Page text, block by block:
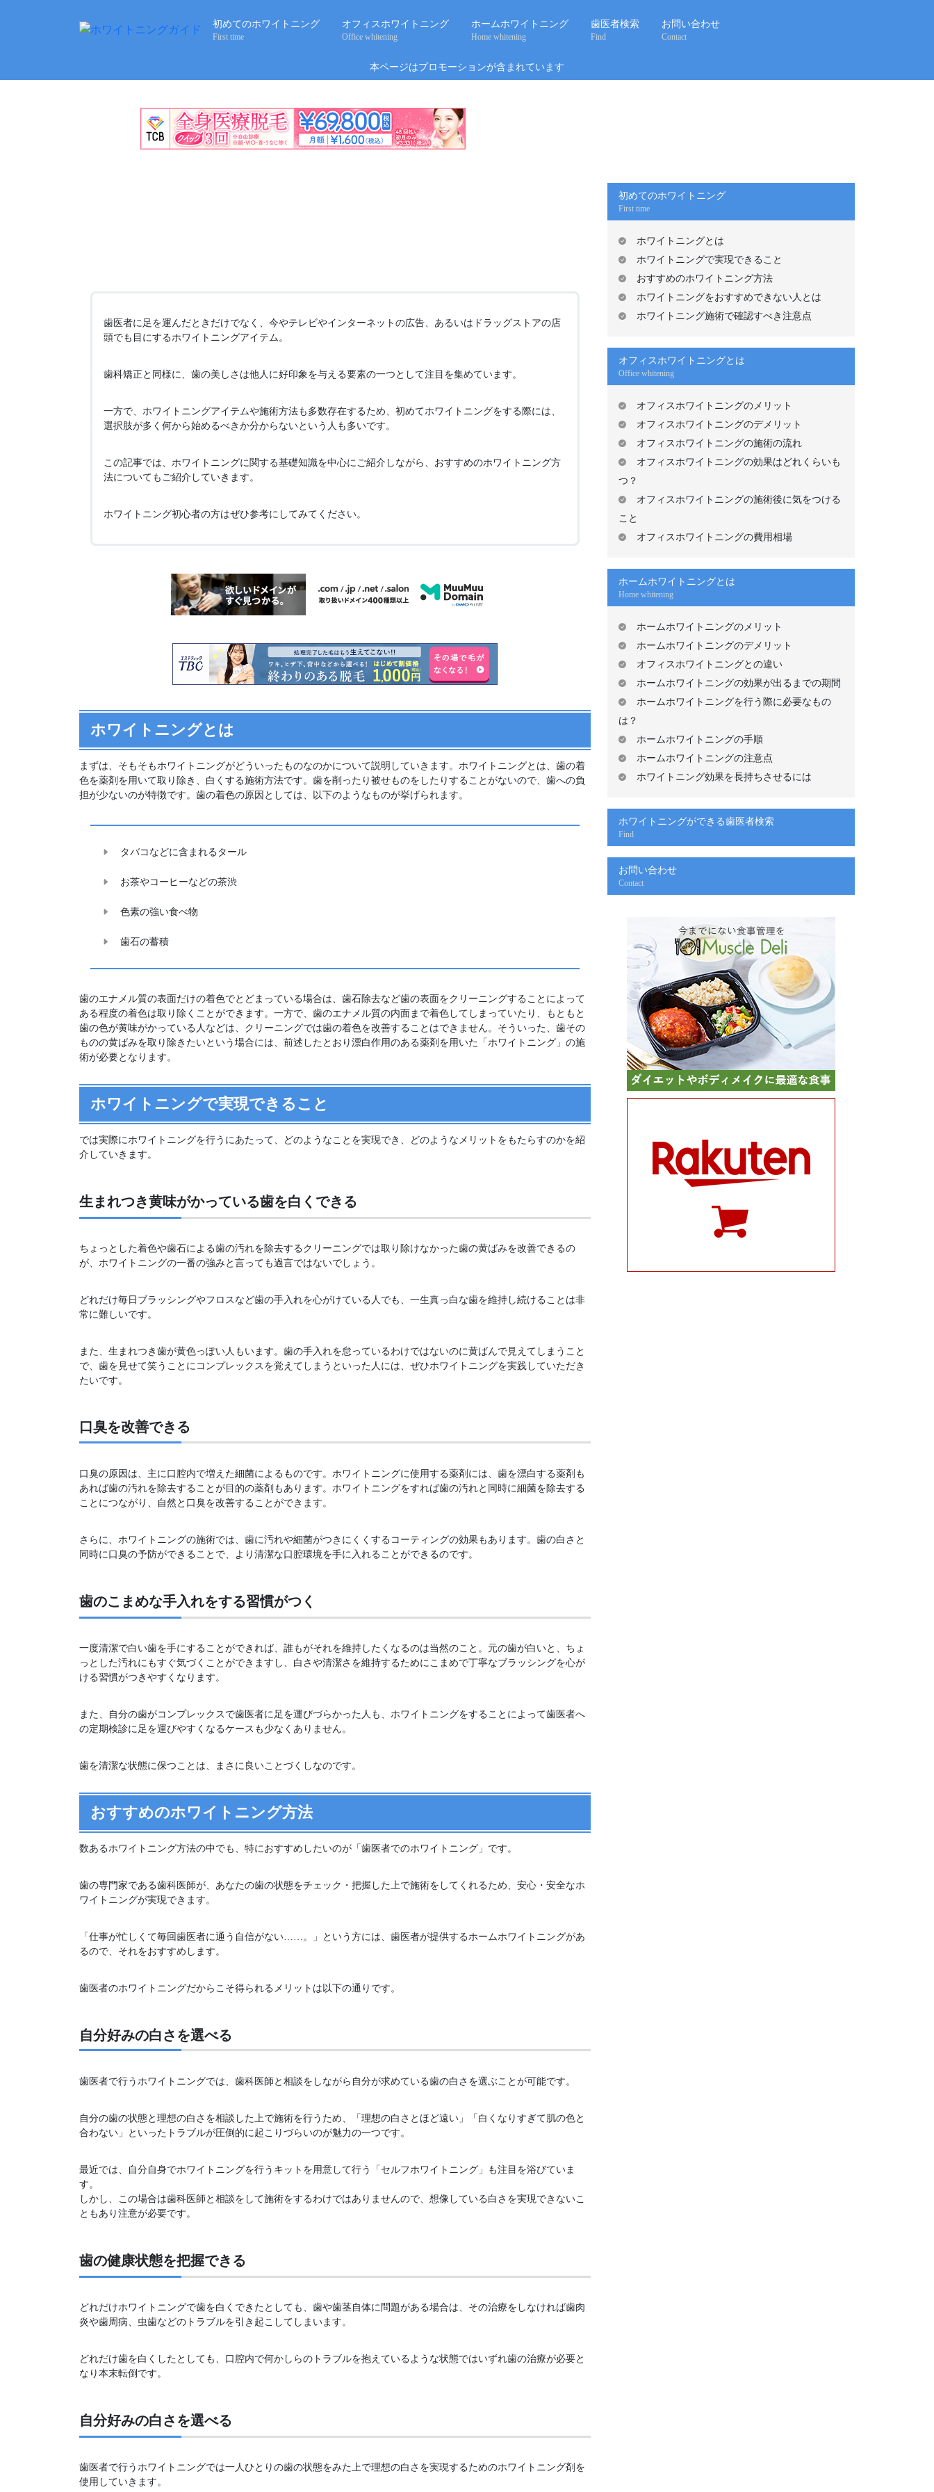
初めてのホワイトニング
First time
オフィスホワイトニング
Office whitening
ホームホワイトニング
Home whitening
歯医者検索
Find
お問い合わせ
Contact
本ページはプロモーションが含まれています
歯医者に足を運んだときだけでなく、今やテレビやインターネットの広告、あるいはドラッグストアの店
頭でも目にするホワイトニングアイテム。
歯科矯正と同様に、歯の美しさは他人に好印象を与える要素の一つとして注目を集めています。
一方で、ホワイトニングアイテムや施術方法も多数存在するため、初めてホワイトニングをする際には、
選択肢が多く何から始めるべきか分からないという人も多いです。
この記事では、ホワイトニングに関する基礎知識を中心にご紹介しながら、おすすめのホワイトニング方
法についてもご紹介していきます。
ホワイトニング初心者の方はぜひ参考にしてみてください。
ホワイトニングとは
まずは、そもそもホワイトニングがどういったものなのかについて説明していきます。ホワイトニングとは、歯の着
色を薬剤を用いて取り除き、白くする施術方法です。歯を削ったり被せものをしたりすることがないので、歯への負
担が少ないのが特徴です。歯の着色の原因としては、以下のようなものが挙げられます。
タバコなどに含まれるタール
お茶やコーヒーなどの茶渋
色素の強い食べ物
歯石の蓄積
歯のエナメル質の表面だけの着色でとどまっている場合は、歯石除去など歯の表面をクリーニングすることによって
ある程度の着色は取り除くことができます。一方で、歯のエナメル質の内面まで着色してしまっていたり、もともと
歯の色が黄味がかっている人などは、クリーニングでは歯の着色を改善することはできません。そういった、歯その
ものの黄ばみを取り除きたいという場合には、前述したとおり漂白作用のある薬剤を用いた「ホワイトニング」の施
術が必要となります。
ホワイトニングで実現できること
では実際にホワイトニングを行うにあたって、どのようなことを実現でき、どのようなメリットをもたらすのかを紹
介していきます。
生まれつき黄味がかっている歯を白くできる
ちょっとした着色や歯石による歯の汚れを除去するクリーニングでは取り除けなかった歯の黄ばみを改善できるの
が、ホワイトニングの一番の強みと言っても過言ではないでしょう。
どれだけ毎日ブラッシングやフロスなど歯の手入れを心がけている人でも、一生真っ白な歯を維持し続けることは非
常に難しいです。
また、生まれつき歯が黄色っぽい人もいます。歯の手入れを怠っているわけではないのに黄ばんで見えてしまうこと
で、歯を見せて笑うことにコンプレックスを覚えてしまうといった人には、ぜひホワイトニングを実践していただき
たいです。
口臭を改善できる
口臭の原因は、主に口腔内で増えた細菌によるものです。ホワイトニングに使用する薬剤には、歯を漂白する薬剤も
あれば歯の汚れを除去することが目的の薬剤もあります。ホワイトニングをすれば歯の汚れと同時に細菌を除去する
ことにつながり、自然と口臭を改善することができます。
さらに、ホワイトニングの施術では、歯に汚れや細菌がつきにくくするコーティングの効果もあります。歯の白さと
同時に口臭の予防ができることで、より清潔な口腔環境を手に入れることができるのです。
歯のこまめな手入れをする習慣がつく
一度清潔で白い歯を手にすることができれば、誰もがそれを維持したくなるのは当然のこと。元の歯が白いと、ちょ
っとした汚れにもすぐ気づくことができますし、白さや清潔さを維持するためにこまめで丁寧なブラッシングを心が
ける習慣がつきやすくなります。
また、自分の歯がコンプレックスで歯医者に足を運びづらかった人も、ホワイトニングをすることによって歯医者へ
の定期検診に足を運びやすくなるケースも少なくありません。
歯を清潔な状態に保つことは、まさに良いことづくしなのです。
おすすめのホワイトニング方法
数あるホワイトニング方法の中でも、特におすすめしたいのが「歯医者でのホワイトニング」です。
歯の専門家である歯科医師が、あなたの歯の状態をチェック・把握した上で施術をしてくれるため、安心・安全なホ
ワイトニングが実現できます。
「仕事が忙しくて毎回歯医者に通う自信がない……。」という方には、歯医者が提供するホームホワイトニングがあ
るので、それをおすすめします。
歯医者のホワイトニングだからこそ得られるメリットは以下の通りです。
自分好みの白さを選べる
歯医者で行うホワイトニングでは、歯科医師と相談をしながら自分が求めている歯の白さを選ぶことが可能です。
自分の歯の状態と理想の白さを相談した上で施術を行うため、「理想の白さとほど遠い」「白くなりすぎて肌の色と
合わない」といったトラブルが圧倒的に起こりづらいのが魅力の一つです。
最近では、自分自身でホワイトニングを行うキットを用意して行う「セルフホワイトニング」も注目を浴びていま
す。
しかし、この場合は歯科医師と相談をして施術をするわけではありませんので、想像している白さを実現できないこ
ともあり注意が必要です。
歯の健康状態を把握できる
どれだけホワイトニングで歯を白くできたとしても、歯や歯茎自体に問題がある場合は、その治療をしなければ歯肉
炎や歯周病、虫歯などのトラブルを引き起こしてしまいます。
どれだけ歯を白くしたとしても、口腔内で何かしらのトラブルを抱えているような状態ではいずれ歯の治療が必要と
なり本末転倒です。
自分好みの白さを選べる
歯医者で行うホワイトニングでは一人ひとりの歯の状態をみた上で理想の白さを実現するためのホワイトニング剤を
使用していきます。
初めてのホワイトニング
First time
ホワイトニングとは
ホワイトニングで実現できること
おすすめのホワイトニング方法
ホワイトニングをおすすめできない人とは
ホワイトニング施術で確認すべき注意点
オフィスホワイトニングとは
Office whitening
オフィスホワイトニングのメリット
オフィスホワイトニングのデメリット
オフィスホワイトニングの施術の流れ
オフィスホワイトニングの効果はどれくらいも
つ？
オフィスホワイトニングの施術後に気をつける
こと
オフィスホワイトニングの費用相場
ホームホワイトニングとは
Home whitening
ホームホワイトニングのメリット
ホームホワイトニングのデメリット
オフィスホワイトニングとの違い
ホームホワイトニングの効果が出るまでの期間
ホームホワイトニングを行う際に必要なもの
は？
ホームホワイトニングの手順
ホームホワイトニングの注意点
ホワイトニング効果を長持ちさせるには
ホワイトニングができる歯医者検索
Find
お問い合わせ
Contact